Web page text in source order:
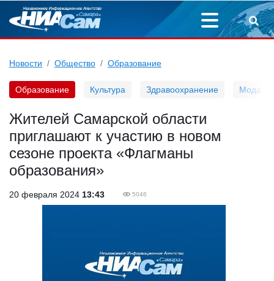
Новости Общество Образование
Образование Культура Здравоохранение Мода
Жителей Самарской области
приглашают к участию в новом
сезоне проекта «Флагманы
образования»
20 февраля 2024 13:43 5046